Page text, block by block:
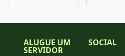
ALUGUE UM
SERVIDOR
SOCIAL